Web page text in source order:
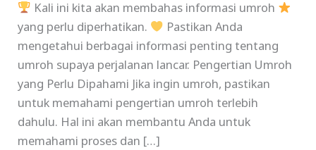
Kali ini kita akan membahas informasi umroh
yang perlu diperhatikan.
Pastikan Anda
mengetahui berbagai informasi penting tentang
umroh supaya perjalanan lancar. Pengertian Umroh
yang Perlu Dipahami Jika ingin umroh, pastikan
untuk memahami pengertian umroh terlebih
dahulu. Hal ini akan membantu Anda untuk
memahami proses dan […]